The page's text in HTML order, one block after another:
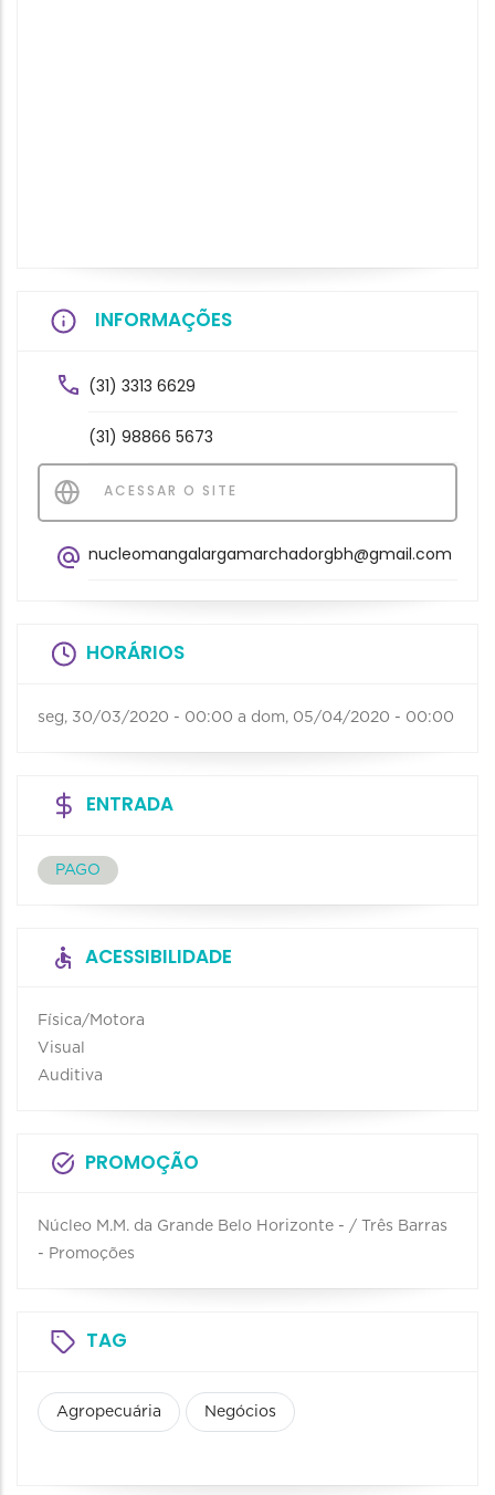
INFORMAÇÕES
(31) 3313 6629
(31) 98866 5673
ACESSAR O SITE
nucleomangalargamarchadorgbh@gmail.com
HORÁRIOS
seg, 30/03/2020 - 00:00 a dom, 05/04/2020 - 00:00
ENTRADA
PAGO
ACESSIBILIDADE
Física/Motora
Visual
Auditiva
PROMOÇÃO
Núcleo M.M. da Grande Belo Horizonte - / Três Barras
- Promoções
TAG
Agropecuária Negócios